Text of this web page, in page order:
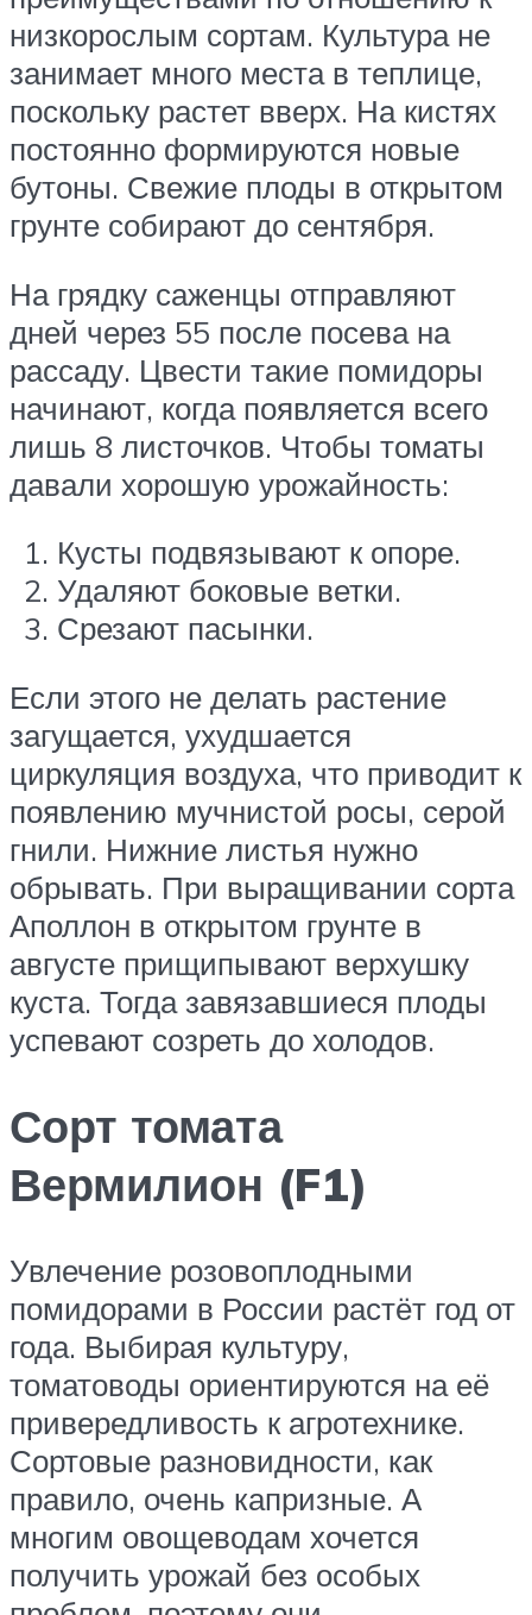
низкорослым сортам. Культура не
занимает много места в теплице,
поскольку растет вверх. На кистях
постоянно формируются новые
бутоны. Свежие плоды в открытом
грунте собирают до сентября.
На грядку саженцы отправляют
дней через 55 после посева на
рассаду. Цвести такие помидоры
начинают, когда появляется всего
лишь 8 листочков. Чтобы томаты
давали хорошую урожайность:
Кусты подвязывают к опоре.
Удаляют боковые ветки.
Срезают пасынки.
Если этого не делать растение
загущается, ухудшается
циркуляция воздуха, что приводит к
появлению мучнистой росы, серой
гнили. Нижние листья нужно
обрывать. При выращивании сорта
Аполлон в открытом грунте в
августе прищипывают верхушку
куста. Тогда завязавшиеся плоды
успевают созреть до холодов.
Сорт томата
Вермилион (F1)
Увлечение розовоплодными
помидорами в России растёт год от
года. Выбирая культуру,
томатоводы ориентируются на её
привередливость к агротехнике.
Сортовые разновидности, как
правило, очень капризные. А
многим овощеводам хочется
получить урожай без особых